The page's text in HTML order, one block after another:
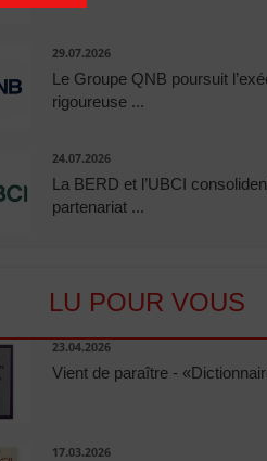
29.07.2026
Le Groupe QNB poursuit
rigoureuse ...
24.07.2026
La BERD et l’UBCI
partenariat ...
LU POUR VOUS
23.04.2026
Vient de paraître -
17.03.2026